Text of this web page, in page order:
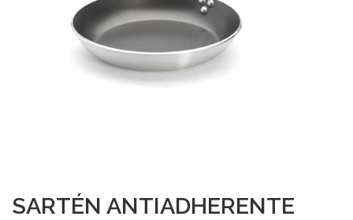
SARTÉN ANTIADHERENTE